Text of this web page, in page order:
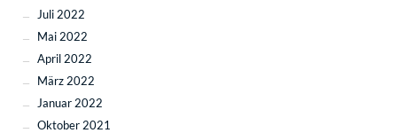
Juli 2022
Mai 2022
April 2022
März 2022
Januar 2022
Oktober 2021